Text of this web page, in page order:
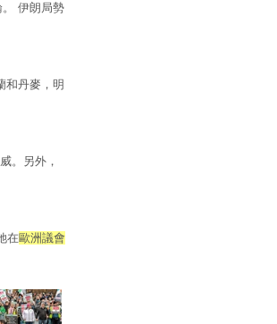
伊朗局勢
和丹麥，明
。另外，
在歐洲議會